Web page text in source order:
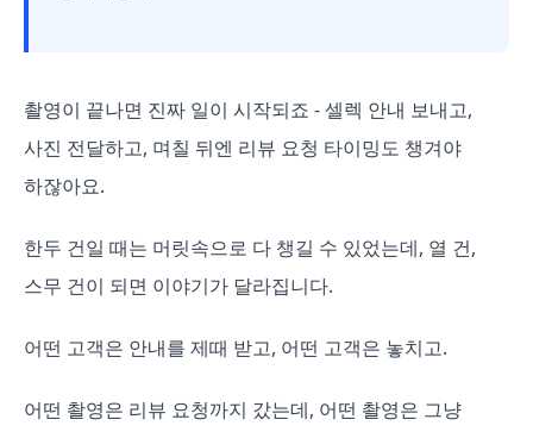
촬영이 끝나면 진짜 일이 시작되죠 - 셀렉 안내 보내고,
사진 전달하고, 며칠 뒤엔 리뷰 요청 타이밍도 챙겨야
하잖아요.
한두 건일 때는 머릿속으로 다 챙길 수 있었는데, 열 건,
스무 건이 되면 이야기가 달라집니다.
어떤 고객은 안내를 제때 받고, 어떤 고객은 놓치고.
어떤 촬영은 리뷰 요청까지 갔는데, 어떤 촬영은 그냥